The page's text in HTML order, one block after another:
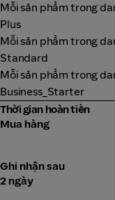
Mỗi sản phẩm trong
Plus
Mỗi sản phẩm trong
Standard
Mỗi sản phẩm trong
Business_Starter
Thời gian hoàn tiền
Mua hàng
Ghi nhận sau
2 ngày